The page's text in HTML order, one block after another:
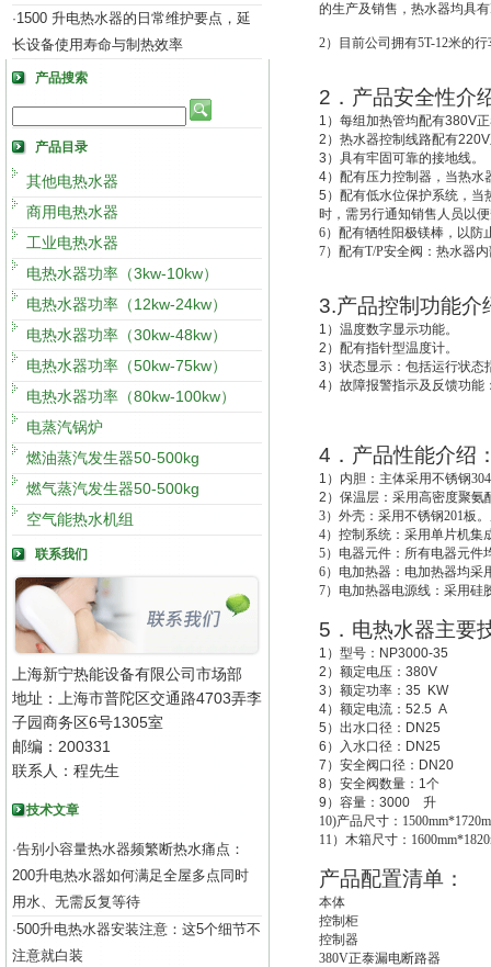
·1500 升电热水器的日常维护要点，延
长设备使用寿命与制热效率
产品搜索
产品目录
其他电热水器
商用电热水器
工业电热水器
电热水器功率（3kw-10kw）
电热水器功率（12kw-24kw）
电热水器功率（30kw-48kw）
电热水器功率（50kw-75kw）
电热水器功率（80kw-100kw）
电蒸汽锅炉
燃油蒸汽发生器50-500kg
燃气蒸汽发生器50-500kg
空气能热水机组
联系我们
上海新宁热能设备有限公司市场部
地址：上海市普陀区交通路4703弄李
子园商务区6号1305室
邮编：200331
联系人：程先生
技术文章
·告别小容量热水器频繁断热水痛点：
200升电热水器如何满足全屋多点同时
用水、无需反复等待
·500升电热水器安装注意：这5个细节不
注意就白装
的生产及销售，热水器均具
2）目前公司拥有5T-12米的
2 ．产品安全性介
1 ）每组加热管均配有380V
2 ）热水器控制线路配有220V
3 ）具有牢固可靠的接地线。
4）配有压力控制器，当热水
5 ）配有低水位保护系统， 当
时，需另行通知销售人员以
6）配有牺牲阳极镁棒，以防
7）配有T/P安全阀：热水器
3.产品控制功能介
1 ）温度数字显示功能。
2 ）配有指针型温度计。
3 ）状态显示：包括运行状
4）故障报警指示及反馈功
4 ．产品性能介绍
1 ） 内胆：主体采用不锈钢
2 ） 保温层：采用高密度聚氨
3）外壳：采用不锈钢201板
4）控制系统：采用单片机集
5）电器元件：所有电器元件
6）电加热器：电加热器均采
7）电加热器电源线：采用硅
5 ．电热水器主要
1 ）型号： NP3000-35
2 ）额定电压： 380V
3 ）额定功率： 35 KW
4）额定电流： 52.5 A
5 ）出水口径： DN25
6 ）入水口径： DN25
7 ）安全阀口径： DN20
8）安全阀数量： 1个
9 ）容量： 3000 升
10)产品尺寸：
11 ）木箱尺寸：
产品配置清单：
本体
控制柜
控制器
380V正泰漏电断路器